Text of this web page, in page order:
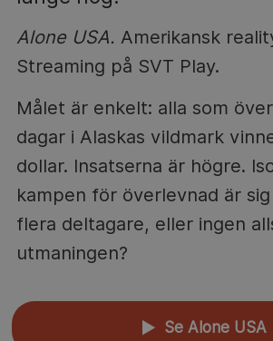
Alone USA. Amerikansk
Streaming på SVT Play.
Målet är enkelt: alla som
dagar i Alaskas vildmark
dollar. Insatserna är högre.
kampen för överlevnad är
flera deltagare, eller ingen
utmaningen?
▲ Se Alone USA